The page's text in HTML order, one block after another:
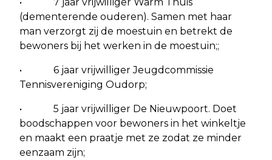
(dementerende ouderen). Samen met haar
man verzorgt zij de moestuin en betrekt de
bewoners bij het werken in de moestuin;;
• 6 jaar vrijwilliger Jeugdcommissie
Tennisvereniging Oudorp;
• 5 jaar vrijwilliger De Nieuwpoort. Doet
boodschappen voor bewoners in het winkeltje
en maakt een praatje met ze zodat ze minder
eenzaam zijn;